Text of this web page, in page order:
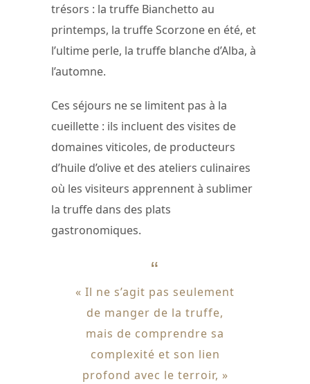
trésors : la truffe Bianchetto au
printemps, la truffe Scorzone en été, et
l’ultime perle, la truffe blanche d’Alba, à
l’automne.
Ces séjours ne se limitent pas à la
cueillette : ils incluent des visites de
domaines viticoles, de producteurs
d’huile d’olive et des ateliers culinaires
où les visiteurs apprennent à sublimer
la truffe dans des plats
gastronomiques.
« Il ne s’agit pas seulement
de manger de la truffe,
mais de comprendre sa
complexité et son lien
profond avec le terroir, »